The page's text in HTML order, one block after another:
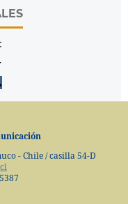
- Chile / casilla 54-D